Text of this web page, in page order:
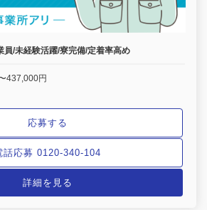
員/未経験活躍/寮完備/定着率高め
437,000円
応募する
話応募 0120-340-104
詳細を見る